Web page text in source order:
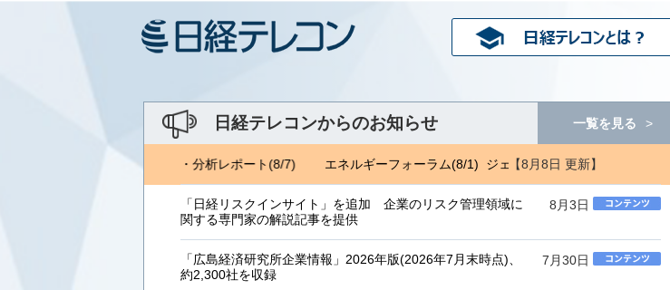
日経テレコンからのお知らせ 一覧を見る
【8月8日 更新】
ォーラム(8/1) ジェトロ地域・分析レポート(8/7) エネルギーフォーラム(8/1) ジェトロ地域・分析レポート(8/7)
8月3日
「日経リスクインサイト」を追加 企業のリスク管理領域に
関する専門家の解説記事を提供
7月30日
「広島経済研究所企業情報」2026年版(2026年7月末時点)、
約2,300社を収録